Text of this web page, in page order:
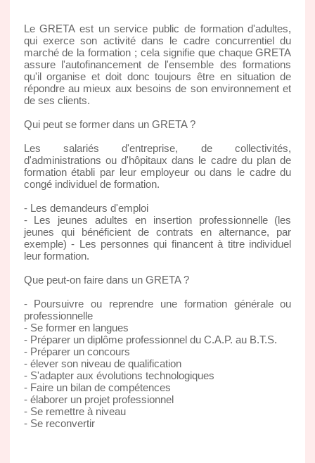
Le GRETA est un service public de formation d'adultes,
qui exerce son activité dans le cadre concurrentiel du
marché de la formation ; cela signifie que chaque GRETA
assure l'autofinancement de l'ensemble des formations
qu'il organise et doit donc toujours être en situation de
répondre au mieux aux besoins de son environnement et
de ses clients.
Qui peut se former dans un GRETA ?
Les salariés d'entreprise, de collectivités,
d'administrations ou d'hôpitaux dans le cadre du plan de
formation établi par leur employeur ou dans le cadre du
congé individuel de formation.
- Les demandeurs d'emploi
- Les jeunes adultes en insertion professionnelle (les
jeunes qui bénéficient de contrats en alternance, par
exemple) - Les personnes qui financent à titre individuel
leur formation.
Que peut-on faire dans un GRETA ?
- Poursuivre ou reprendre une formation générale ou
professionnelle
- Se former en langues
- Préparer un diplôme professionnel du C.A.P. au B.T.S.
- Préparer un concours
- élever son niveau de qualification
- S'adapter aux évolutions technologiques
- Faire un bilan de compétences
- élaborer un projet professionnel
- Se remettre à niveau
- Se reconvertir